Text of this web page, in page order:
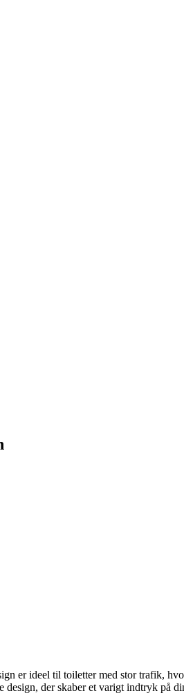
er ideel til toiletter med stor trafik,
der skaber et varigt indtryk på